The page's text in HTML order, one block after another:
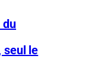
du
seul le